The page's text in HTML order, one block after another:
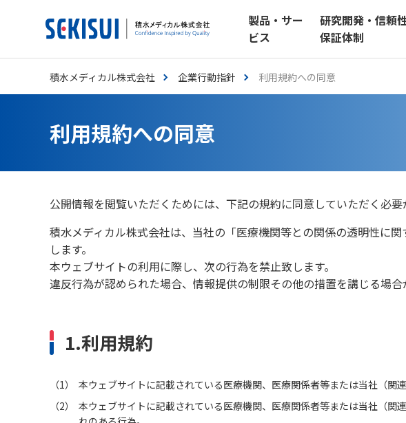
製品・サー
ビス
研究開発・信頼
保証体制
Englishお問い合わせ検
積水メディカル株式会社 企業行動指針 利用規約への同意
利用規約への同意
公開情報を閲覧いただくためには、下記の規約に同意していただく必要
積水メディカル株式会社は、当社の「医療機関等との関係の透明性に
します。
本ウェブサイトの利用に際し、次の行為を禁止致します。
違反行為が認められた場合、情報提供の制限その他の措置を講じる場合
1.利用規約
1
本ウェブサイトに記載されている医療機関、医療関係者等または当社（関
2
本ウェブサイトに記載されている医療機関、医療関係者等または当社（